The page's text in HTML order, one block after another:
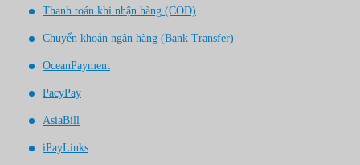
Thanh toán khi nhận hàng (COD)
Chuyển khoản ngân hàng (Bank Transfer)
OceanPayment
PacyPay
AsiaBill
iPayLinks